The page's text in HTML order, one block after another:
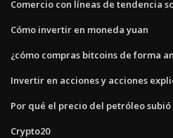
Comercio con líneas de tendencia
Cómo invertir en moneda yuan
¿cómo compras bitcoins de forma
Invertir en acciones y acciones
Por qué el precio del petróleo subió
Crypto20